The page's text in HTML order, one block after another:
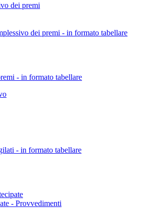
dei premi
dei premi - in formato tabellare
- in formato tabellare
- in formato tabellare
- Provvedimenti